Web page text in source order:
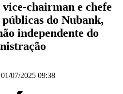
vice-chairman e chefe
do Nubank,
independente do
01/07/2025 09:38